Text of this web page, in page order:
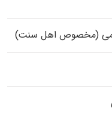
(مخصوص اهل سنت)